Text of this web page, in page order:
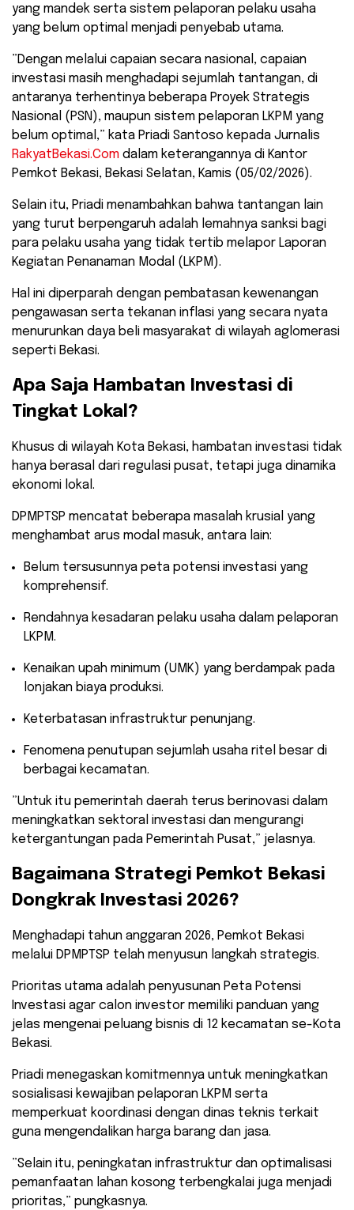
yang mandek serta sistem pelaporan pelaku usaha
yang belum optimal menjadi penyebab utama.
​”Dengan melalui capaian secara nasional, capaian
investasi masih menghadapi sejumlah tantangan, di
antaranya terhentinya beberapa Proyek Strategis
Nasional (PSN), maupun sistem pelaporan LKPM yang
belum optimal,” kata Priadi Santoso kepada Jurnalis
RakyatBekasi.Com dalam keterangannya di Kantor
Pemkot Bekasi, Bekasi Selatan, Kamis (05/02/2026).
​Selain itu, Priadi menambahkan bahwa tantangan lain
yang turut berpengaruh adalah lemahnya sanksi bagi
para pelaku usaha yang tidak tertib melapor Laporan
Kegiatan Penanaman Modal (LKPM).
Hal ini diperparah dengan pembatasan kewenangan
pengawasan serta tekanan inflasi yang secara nyata
menurunkan daya beli masyarakat di wilayah aglomerasi
seperti Bekasi.
​Apa Saja Hambatan Investasi di
Tingkat Lokal?
​Khusus di wilayah Kota Bekasi, hambatan investasi tidak
hanya berasal dari regulasi pusat, tetapi juga dinamika
ekonomi lokal.
DPMPTSP mencatat beberapa masalah krusial yang
menghambat arus modal masuk, antara lain:
​Belum tersusunnya peta potensi investasi yang
komprehensif.
​Rendahnya kesadaran pelaku usaha dalam pelaporan
LKPM.
​Kenaikan upah minimum (UMK) yang berdampak pada
lonjakan biaya produksi.
​Keterbatasan infrastruktur penunjang.
​Fenomena penutupan sejumlah usaha ritel besar di
berbagai kecamatan.
​”Untuk itu pemerintah daerah terus berinovasi dalam
meningkatkan sektoral investasi dan mengurangi
ketergantungan pada Pemerintah Pusat,” jelasnya.
​Bagaimana Strategi Pemkot Bekasi
Dongkrak Investasi 2026?
​Menghadapi tahun anggaran 2026, Pemkot Bekasi
melalui DPMPTSP telah menyusun langkah strategis.
Prioritas utama adalah penyusunan Peta Potensi
Investasi agar calon investor memiliki panduan yang
jelas mengenai peluang bisnis di 12 kecamatan se-Kota
Bekasi.
​Priadi menegaskan komitmennya untuk meningkatkan
sosialisasi kewajiban pelaporan LKPM serta
memperkuat koordinasi dengan dinas teknis terkait
guna mengendalikan harga barang dan jasa.
​”Selain itu, peningkatan infrastruktur dan optimalisasi
pemanfaatan lahan kosong terbengkalai juga menjadi
prioritas,” pungkasnya.